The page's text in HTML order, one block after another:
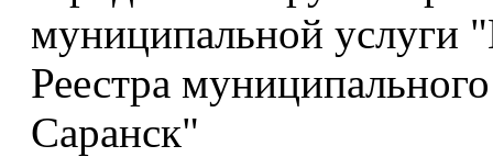
муниципальной услуги
Реестра
Саранск"